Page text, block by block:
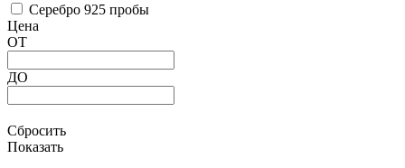
Серебро 925 пробы
Цена
ОТ
ДО
Сбросить
Показать